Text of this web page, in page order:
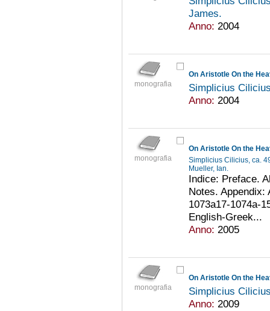
James.
Anno: 2004
monografia
On Aristotle On the
Simplicius
Anno: 2004
monografia
On Aristotle On the
Simplicius Cilicius, ca.
Mueller, Ian.
Indice: Preface.
Notes. Appendix:
1073a17-1074a-
English-Greek...
Anno: 2005
monografia
On Aristotle On the
Simplicius
Anno: 2009